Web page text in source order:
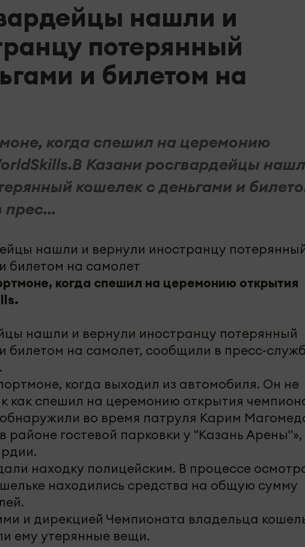
нашли и
потерянный
и билетом на
когда спешил на церемонию
Казани росгвардейцы
кошелек с деньгами и
когда спешил на церемонию открытия
нашли и вернули иностранцу потерянный
билетом на самолет, сообщили в пресс-
когда выходил из автомобиля. Он не
как спешил на церемонию открытия
во время патруля Карим
районе гостевой парковки у "Казань Арены"»,
находку полицейским. В процессе
находились средства на общую сумму
и дирекцией Чемпионата владельца
ему утерянные вещи.